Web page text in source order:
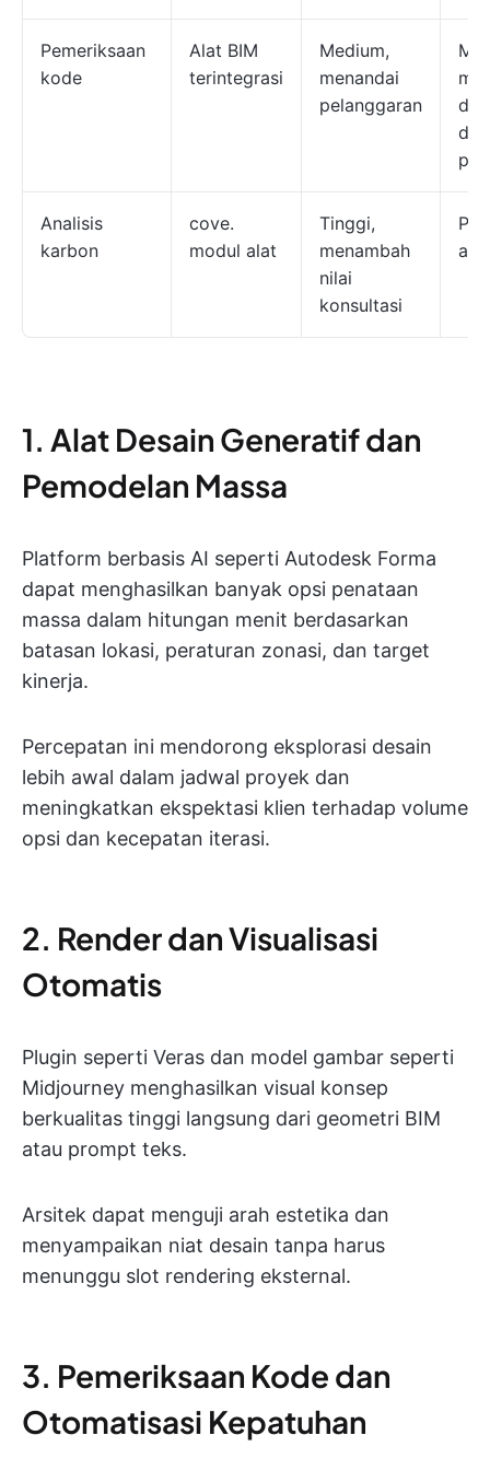
Pemeriksaan
kode
Alat BIM
terintegrasi
Medium,
menandai
pelanggaran
Analisis
karbon
cove.
modul alat
Tinggi,
menambah
nilai
konsultasi
1. Alat Desain Generatif dan
Pemodelan Massa
Platform berbasis AI seperti Autodesk Forma
dapat menghasilkan banyak opsi penataan
massa dalam hitungan menit berdasarkan
batasan lokasi, peraturan zonasi, dan target
kinerja.
Percepatan ini mendorong eksplorasi desain
lebih awal dalam jadwal proyek dan
meningkatkan ekspektasi klien terhadap volume
opsi dan kecepatan iterasi.
2. Render dan Visualisasi
Otomatis
Plugin seperti Veras dan model gambar seperti
Midjourney menghasilkan visual konsep
berkualitas tinggi langsung dari geometri BIM
atau prompt teks.
Arsitek dapat menguji arah estetika dan
menyampaikan niat desain tanpa harus
menunggu slot rendering eksternal.
3. Pemeriksaan Kode dan
Otomatisasi Kepatuhan